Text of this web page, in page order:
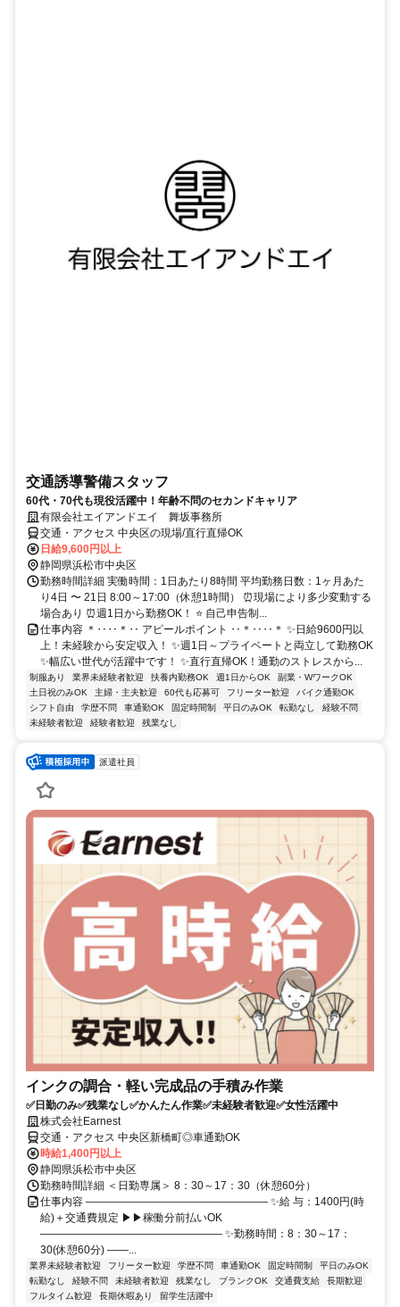
交通誘導警備スタッフ
60代・70代も現役活躍中！年齢不問のセカンドキャリア
有限会社エイアンドエイ 舞坂事務所
交通・アクセス 中央区の現場/直行直帰OK
日給9,600円以上
静岡県浜松市中央区
勤務時間詳細 実働時間：1日あたり8時間 平均勤務日数：1ヶ月あた
り4日 〜 21日 8:00～17:00（休憩1時間） ⏰現場により多少変動する
場合あり ⏰週1日から勤務OK！ ⭐ 自己申告制...
仕事内容 ＊‥‥＊‥ アピールポイント ‥＊‥‥＊ ✨日給9600円以
上！未経験から安定収入！ ✨週1日～プライベートと両立して勤務OK
✨幅広い世代が活躍中です！ ✨直行直帰OK！通勤のストレスから...
制服あり 業界未経験者歓迎 扶養内勤務OK 週1日からOK
副業・WワークOK
土日祝のみOK
主婦・主夫歓迎 60代も応募可 フリーター歓迎
バイク通勤OK
シフト自由
学歴不問 車通勤OK 固定時間制 平日のみOK 転勤なし
経験不問
未経験者歓迎
経験者歓迎 残業なし
派遣社員
インクの調合・軽い完成品の手積み作業
✅日勤のみ✅残業なし✅かんたん作業✅未経験者歓迎✅女性活躍中
株式会社Earnest
交通・アクセス 中央区新橋町◎車通勤OK
時給1,400円以上
静岡県浜松市中央区
勤務時間詳細 ＜日勤専属＞ 8：30～17：30（休憩60分）
仕事内容 ――――――――――――――――― ✨給 与：1400円(時
給)＋交通費規定 ▶▶稼働分前払いOK
――――――――――――――――― ✨勤務時間：8：30～17：
30(休憩60分) ――...
業界未経験者歓迎 フリーター歓迎 学歴不問 車通勤OK 固定時間制
平日のみOK
転勤なし
経験不問 未経験者歓迎 残業なし ブランクOK 交通費支給
長期歓迎
フルタイム歓迎
長期休暇あり 留学生活躍中